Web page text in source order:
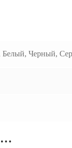
Белый, Черный,